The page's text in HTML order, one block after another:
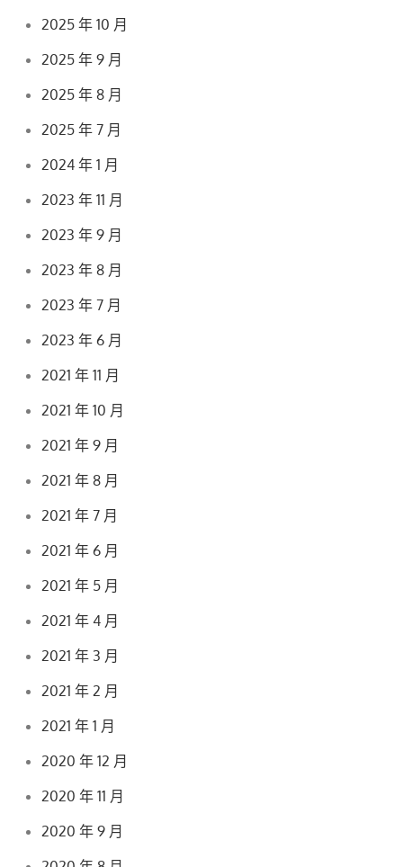
2025 年 10 月
2025 年 9 月
2025 年 8 月
2025 年 7 月
2024 年 1 月
2023 年 11 月
2023 年 9 月
2023 年 8 月
2023 年 7 月
2023 年 6 月
2021 年 11 月
2021 年 10 月
2021 年 9 月
2021 年 8 月
2021 年 7 月
2021 年 6 月
2021 年 5 月
2021 年 4 月
2021 年 3 月
2021 年 2 月
2021 年 1 月
2020 年 12 月
2020 年 11 月
2020 年 9 月